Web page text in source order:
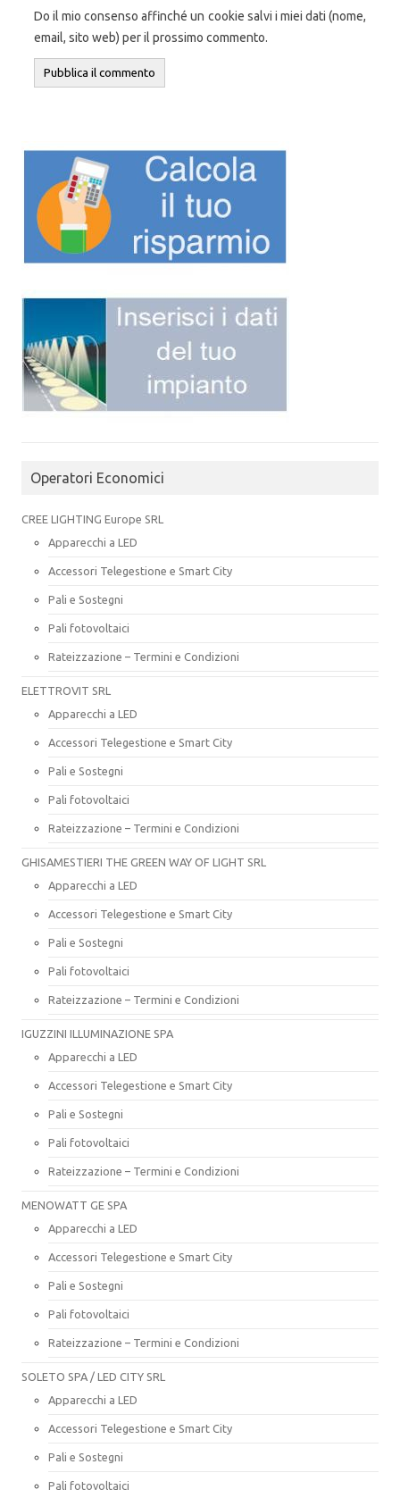
Do il mio consenso affinché un cookie salvi i miei dati (nome,
email, sito web) per il prossimo commento.
Operatori Economici
CREE LIGHTING Europe SRL
Apparecchi a LED
Accessori Telegestione e Smart City
Pali e Sostegni
Pali fotovoltaici
Rateizzazione – Termini e Condizioni
ELETTROVIT SRL
Apparecchi a LED
Accessori Telegestione e Smart City
Pali e Sostegni
Pali fotovoltaici
Rateizzazione – Termini e Condizioni
GHISAMESTIERI THE GREEN WAY OF LIGHT SRL
Apparecchi a LED
Accessori Telegestione e Smart City
Pali e Sostegni
Pali fotovoltaici
Rateizzazione – Termini e Condizioni
IGUZZINI ILLUMINAZIONE SPA
Apparecchi a LED
Accessori Telegestione e Smart City
Pali e Sostegni
Pali fotovoltaici
Rateizzazione – Termini e Condizioni
MENOWATT GE SPA
Apparecchi a LED
Accessori Telegestione e Smart City
Pali e Sostegni
Pali fotovoltaici
Rateizzazione – Termini e Condizioni
SOLETO SPA / LED CITY SRL
Apparecchi a LED
Accessori Telegestione e Smart City
Pali e Sostegni
Pali fotovoltaici